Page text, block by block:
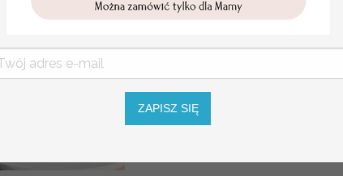
WYMIARY: ok. 11x21 cm
i realizacja w 7 dni roboczych +
ZAPISZ SIĘ